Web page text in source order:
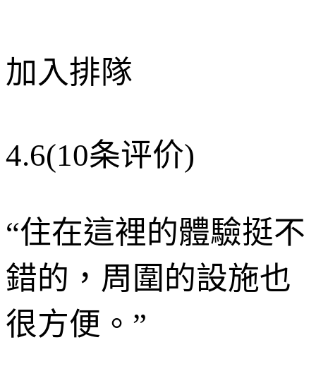
加入排隊
4.6(10条评价)
“住在這裡的體驗挺不
錯的，周圍的設施也
很方便。 ”